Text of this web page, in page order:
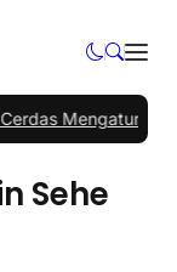
Mengatur Waktu
Sehe